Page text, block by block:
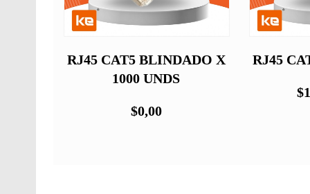
RJ45 CAT5 BLINDADO X
1000 UNDS
$0,00
RJ45